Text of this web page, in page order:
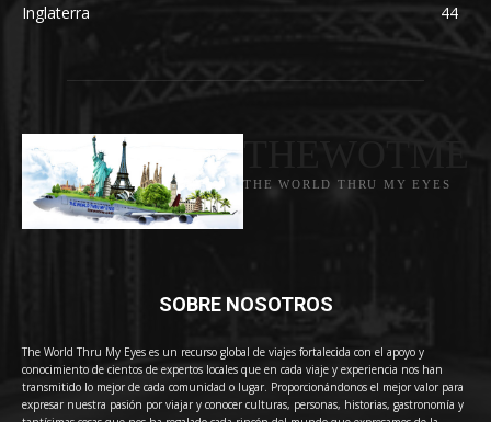
Inglaterra
44
THE WORLD THRU MY EYES
SOBRE NOSOTROS
The World Thru My Eyes es un recurso global de viajes fortalecida con el apoyo y
conocimiento de cientos de expertos locales que en cada viaje y experiencia nos han
transmitido lo mejor de cada comunidad o lugar. Proporcionándonos el mejor valor para
expresar nuestra pasión por viajar y conocer culturas, personas, historias, gastronomía y